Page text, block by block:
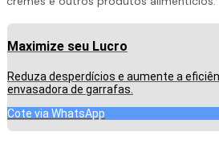
Maximize seu Lucro
Reduza desperdícios e aumente a
envasadora de garrafas.
Cote via WhatsApp